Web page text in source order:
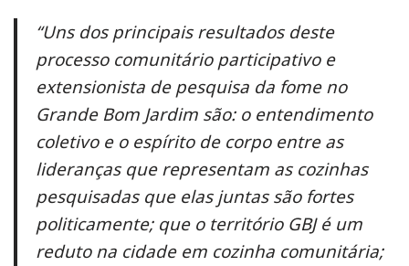
“Uns dos principais resultados deste
processo comunitário participativo e
extensionista de pesquisa da fome no
Grande Bom Jardim são: o entendimento
coletivo e o espírito de corpo entre as
lideranças que representam as cozinhas
pesquisadas que elas juntas são fortes
politicamente; que o território GBJ é um
reduto na cidade em cozinha comunitária;